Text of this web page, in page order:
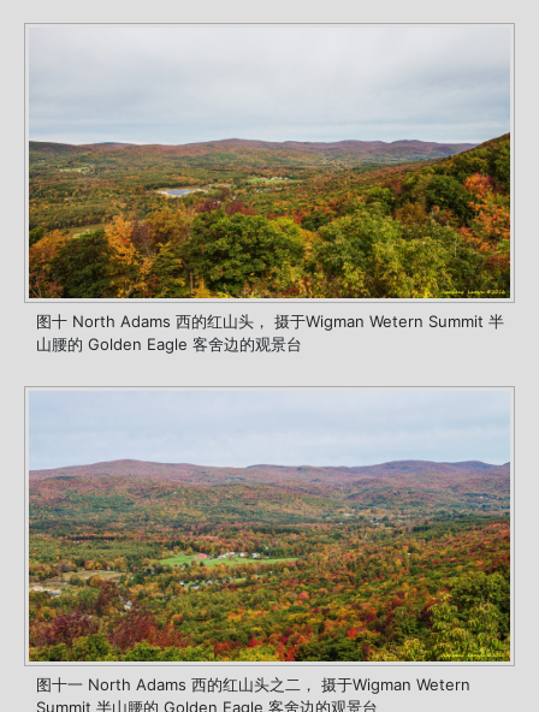
图十 North Adams 西的红山头， 摄于Wigman Wetern Summit 半
山腰的 Golden Eagle 客舍边的观景台
图十一 North Adams 西的红山头之二， 摄于Wigman Wetern
Summit 半山腰的 Golden Eagle 客舍边的观景台